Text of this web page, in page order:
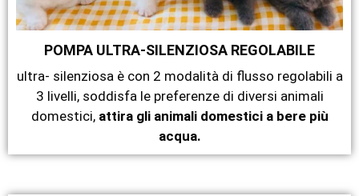
POMPA ULTRA-SILENZIOSA REGOLABILE
ultra- silenziosa è con 2 modalità di flusso regolabili a
3 livelli, soddisfa le preferenze di diversi animali
domestici, attira gli animali domestici a bere più
acqua.